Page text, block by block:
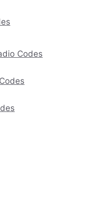
Codes